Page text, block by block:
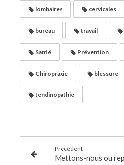
lombaires cervicales
bureau travail
Santé Prévention
Chiropraxie blessure
tendinopathie
Précédent